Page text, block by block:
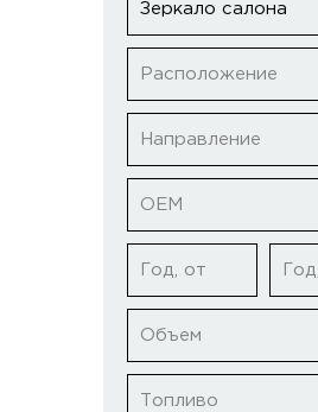
Зеркало салона
Расположение
Направление
ОЕМ
Год, от
Объем
Топливо